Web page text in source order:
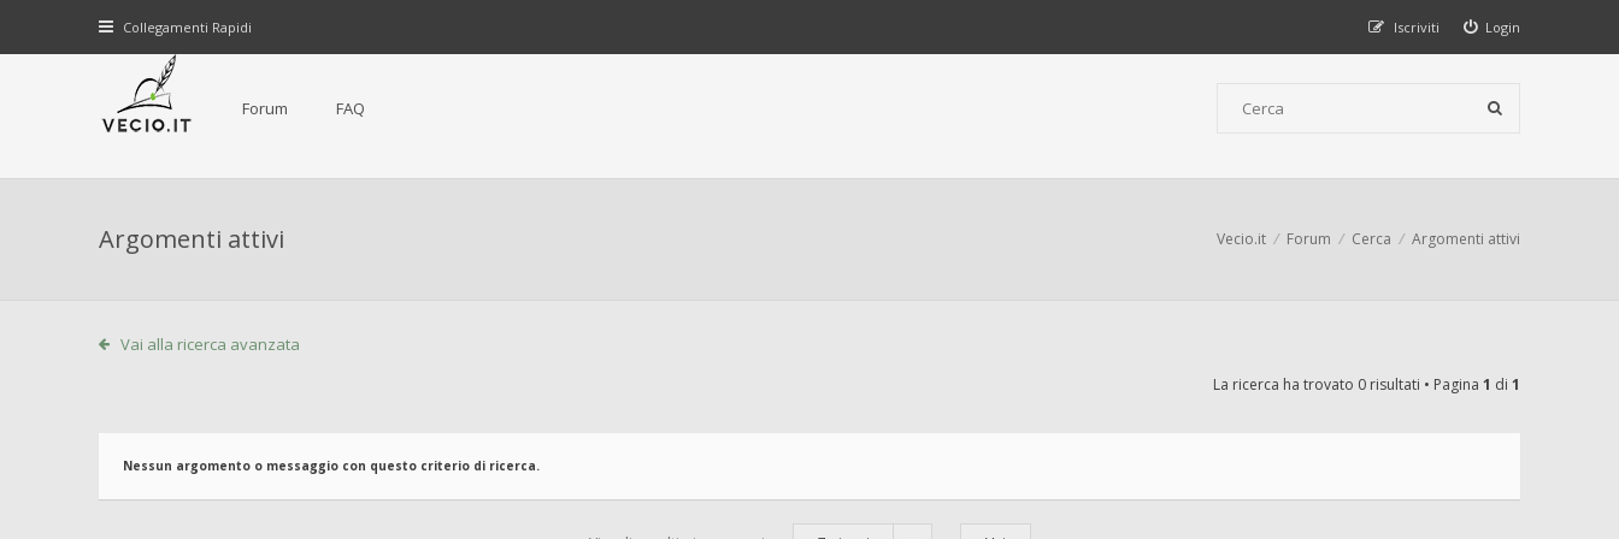
Collegamenti Rapidi Login
Iscriviti
Forum FAQ
Argomenti attivi Vecio.it Forum Cerca Argomenti attivi
Vai alla ricerca avanzata
La ricerca ha trovato 0 risultati • Pagina 1 di 1
Nessun argomento o messaggio con questo criterio di ricerca.